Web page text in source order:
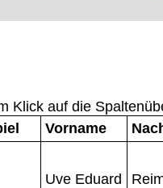
Klick auf die
Vorname
Uve Eduard